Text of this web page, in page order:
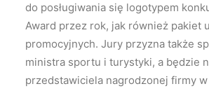
do posługiwania się logotypem
Award przez rok, jak również pakiet
promocyjnych. Jury przyzna także
ministra sportu i turystyki, a będzie
przedstawiciela nagrodzonej firmy w